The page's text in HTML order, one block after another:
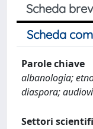
Scheda
Scheda
Parole chiave
albanologia;
diaspora;
Settori